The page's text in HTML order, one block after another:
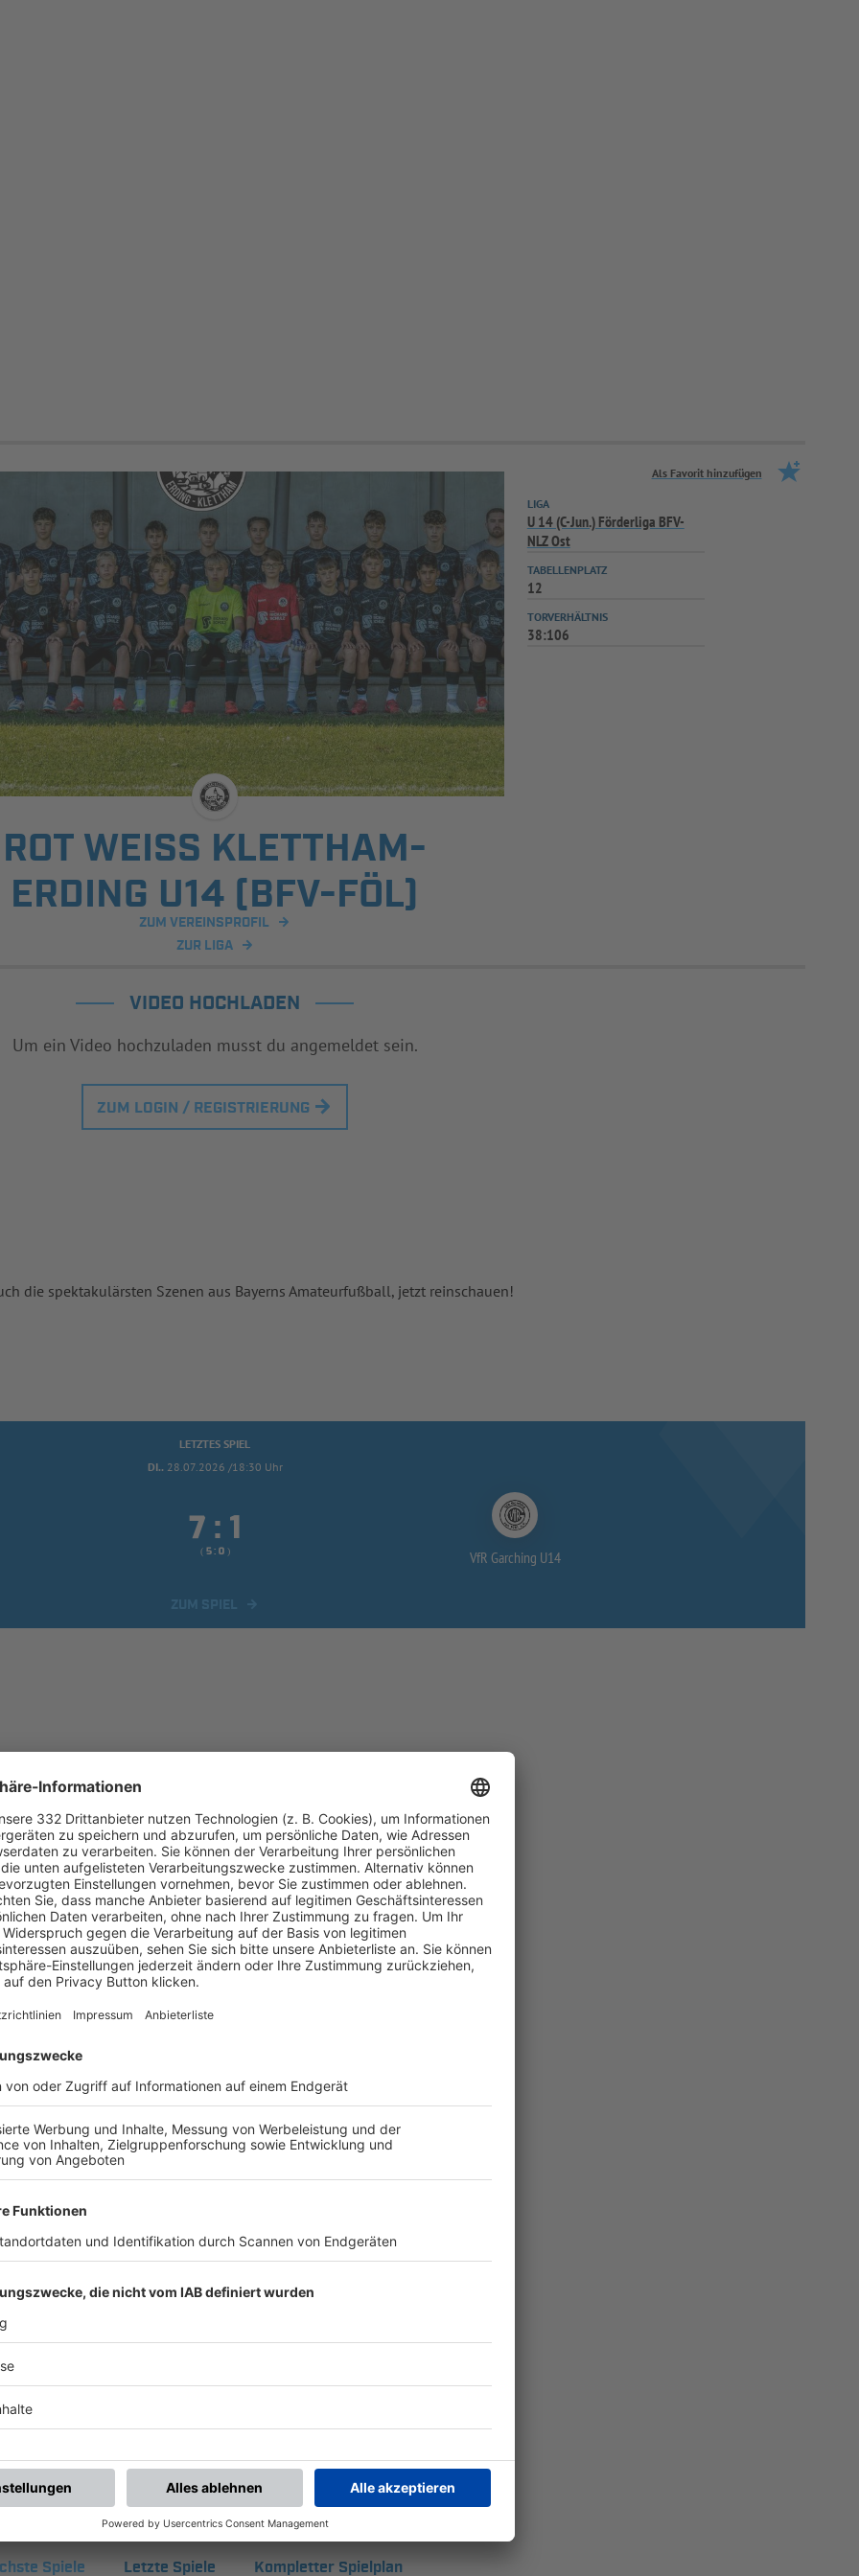
Als Favorit hinzufügen
ROT WEISS KLETTHAM-E
RDING U14 (BFV-FÖL)
ZUM VEREINSPROFIL
ZUR LIGA
LIGA
U 14 (C-Jun.) Förderliga BFV-
NLZ Ost
TABELLENPLATZ
12
TORVERHÄLTNIS
38:106
VIDEO HOCHLADEN
Um ein Video hochzuladen musst du angemeldet sein.
ZUM LOGIN / REGISTRIERUNG
die spektakulärsten Szenen aus Bayerns Amateurfußball, jetzt reinschauen!
LETZTES SPIEL
DI.. 28.07.2026 /18:30 Uhr
 : 
( :  ) VfR Garching U14
UNSERE NEUIGKEITEN FÜR DICH
Spiele Letzte Spiele Kompletter Spielplan